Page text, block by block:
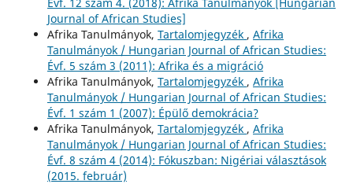
Journal of African Studies]
Afrika Tanulmányok, Tartalomjegyzék , Afrika
Tanulmányok / Hungarian Journal of African Studies:
Évf. 5 szám 3 (2011): Afrika és a migráció
Afrika Tanulmányok, Tartalomjegyzék , Afrika
Tanulmányok / Hungarian Journal of African Studies:
Évf. 1 szám 1 (2007): Épülő demokrácia?
Afrika Tanulmányok, Tartalomjegyzék , Afrika
Tanulmányok / Hungarian Journal of African Studies:
Évf. 8 szám 4 (2014): Fókuszban: Nigériai választások
(2015. február)